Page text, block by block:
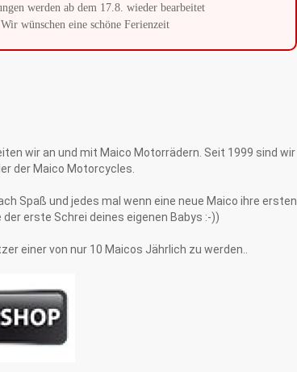
werden ab dem 17.8. wieder bearbeitet
Wir wünschen eine schöne Ferienzeit
wir an und mit Maico Motorrädern. Seit 1999 sind wir
der Maico Motorcycles.
Spaß und jedes mal wenn eine neue Maico ihre ersten
erste Schrei deines eigenen Babys :-))
einer von nur 10 Maicos Jährlich zu werden..